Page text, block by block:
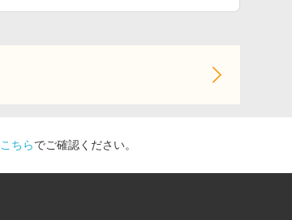
こちらでご確認ください。